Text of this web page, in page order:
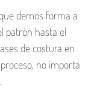
demos forma a
patrón hasta el
de costura en
no importa